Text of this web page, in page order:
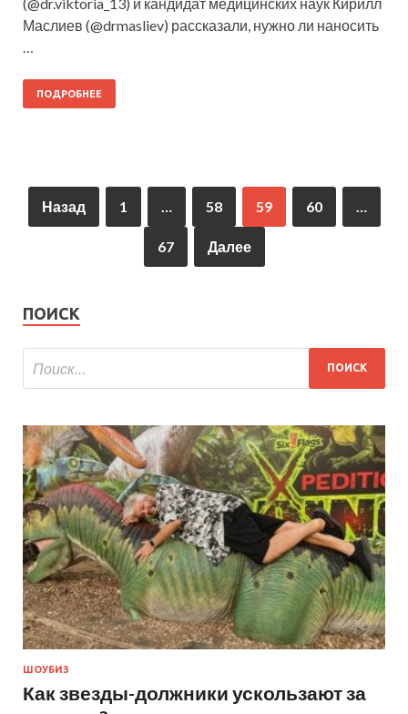
Маслиев (@drmasliev) рассказали, нужно ли наносить
ПОДРОБНЕЕ
Назад 1 58 59 60
67 Далее
ПОИСК
ШОУБИЗ
Как звезды-должники ускользают за